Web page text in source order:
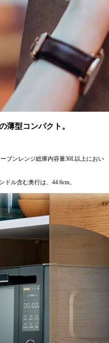
薄型コンパクト。
ブンレンジ総庫内容量30L以上におい
ル含む奥行は、44.6cm。